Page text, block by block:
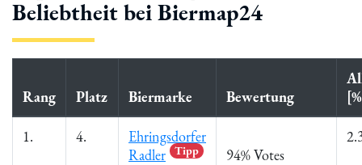
Beliebtheit bei Biermap24
Rang Platz Biermarke Bewertung
1. 4.
Ehringsdorfer
Radler
Tipp 94% Votes